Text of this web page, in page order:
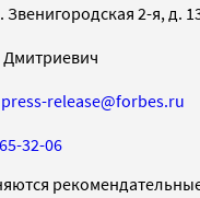
2-я, д.
press-release@forbes.ru
32-06